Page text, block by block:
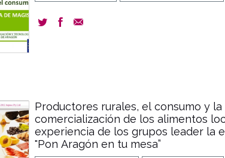
Productores rurales, el consumo y la
comercialización de los alimentos
experiencia de los grupos leader la
"Pon Aragón en tu mesa”